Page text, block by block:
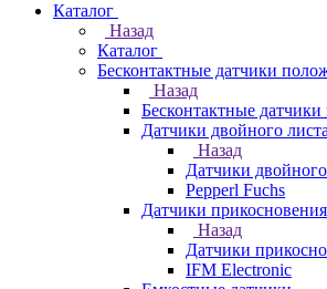
Каталог
Назад
Каталог
Бесконтактные датчики
Назад
Бесконтактные
Датчики двойного листа
Назад
Датчики
Pepperl Fuchs
Датчики прикосновения
Назад
Датчики
IFM Electronic